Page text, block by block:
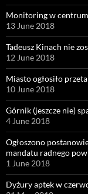
Monitoring w
13 June 2018
Tadeusz Kinach nie
12 June 2018
Miasto ogłosiło
10 June 2018
Górnik (jeszcze nie)
4 June 2018
Ogłoszono
mandatu radnego
1 June 2018
Dyżury aptek w